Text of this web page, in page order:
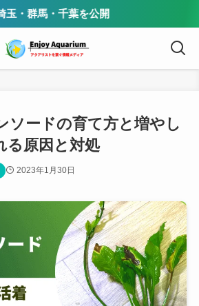
を公開
ソードの育て方と増やし
る原因と対処
2023年1月30日